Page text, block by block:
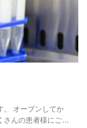
。 オープンしてか
さんの患者様にご来